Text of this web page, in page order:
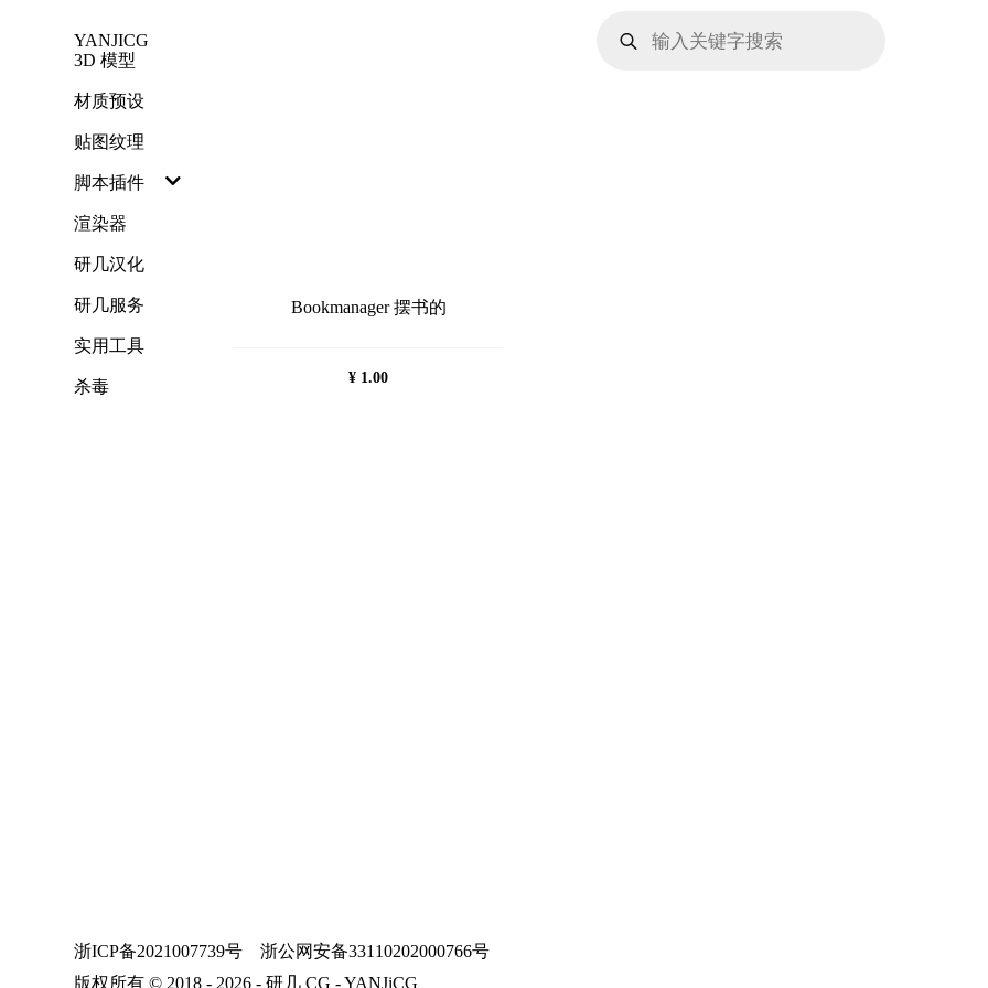
YANJICG
search
Bookmanager 摆书的
¥ 1.00
3D 模型
材质预设
贴图纹理
脚本插件
渲染器
研几汉化
研几服务
实用工具
杀毒
浙ICP备2021007739号
浙公网安备33110202000766号
版权所有 © 2018 - 2026 - 研几 CG - YANJiCG